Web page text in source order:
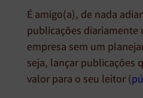
É amigo(a), de nada
publicações diariamente
empresa sem um
seja, lançar publicações
valor para o seu leitor (